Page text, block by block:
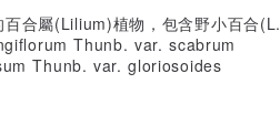
合屬(Lilium)植物，包含野小百合(L.
Thunb. var. scabrum
Thunb. var. gloriosoides